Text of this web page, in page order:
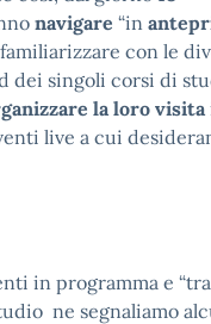
navigare “in
con le
dei singoli corsi di
la loro visita
live a cui
in programma e
ne segnaliamo